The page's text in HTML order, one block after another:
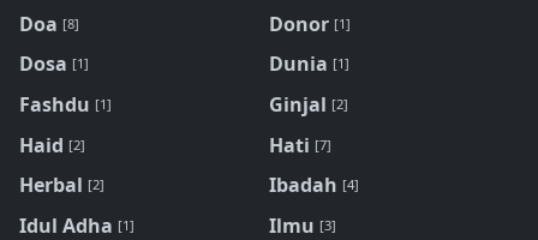
Doa [8] Donor [1]
Dosa [1] Dunia [1]
Fashdu [1] Ginjal [2]
Haid [2] Hati [7]
Herbal [2] Ibadah [4]
Idul Adha [1] Ilmu [3]